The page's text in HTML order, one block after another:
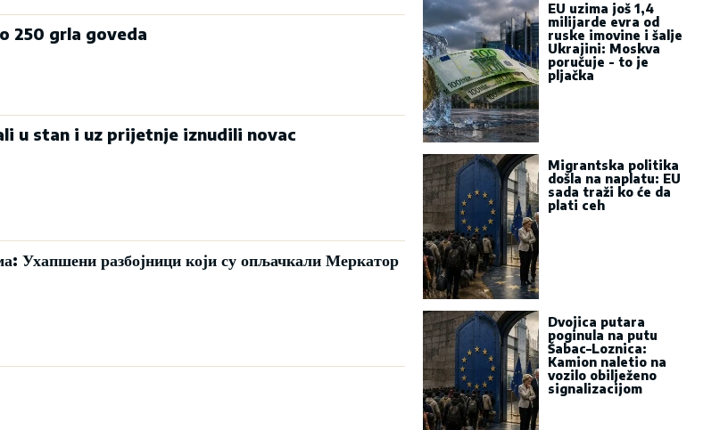
250 grla goveda
u stan i uz prijetnje iznudili novac
Ухапшени разбојници који су опљачкали Меркатор
EU uzima još 1,4
milijarde evra od
ruske imovine i šalje
Ukrajini: Moskva
poručuje - to je
pljačka
Migrantska politika
došla na naplatu: EU
sada traži ko će da
plati ceh
Dvojica putara
poginula na putu
Šabac–Loznica:
Kamion naletio na
vozilo obilježeno
signalizacijom